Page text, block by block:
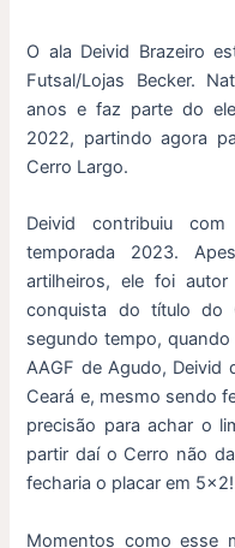
O ala Deivid Brazeiro
Futsal/Lojas Becker.
anos e faz parte do
2022, partindo agora
Cerro Largo.
Deivid contribuiu
temporada 2023.
artilheiros, ele foi
conquista do título do
segundo tempo,
AAGF de Agudo, Deivid
Ceará e, mesmo sendo
precisão para achar o
partir daí o Cerro não
fecharia o placar em
Momentos como esse